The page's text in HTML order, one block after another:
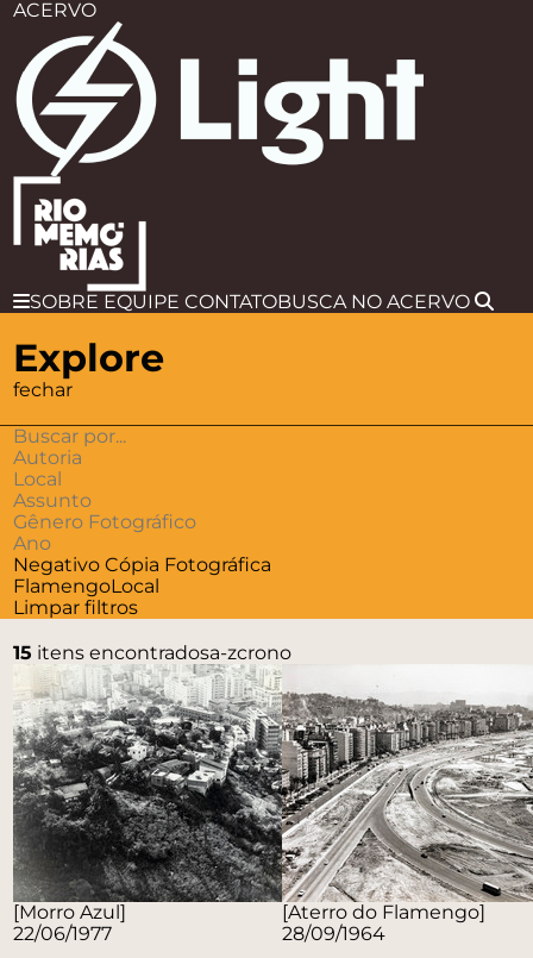
ACERVO
SOBRE EQUIPE CONTATOBUSCA NO ACERVO
Explore
fechar
Negativo Cópia Fotográfica
FlamengoLocal
Limpar filtros
15 itens encontradosa-zcrono
[Morro Azul]
22/06/1977
[Aterro do Flamengo]
28/09/1964